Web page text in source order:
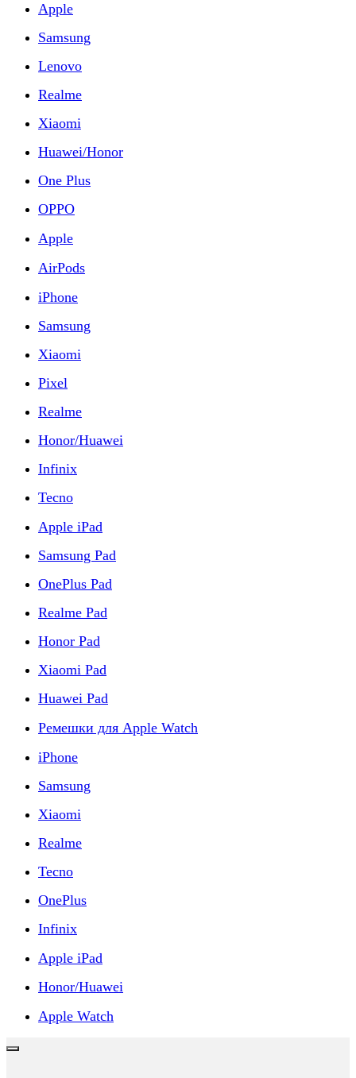
Apple
Samsung
Lenovo
Realme
Xiaomi
Huawei/Honor
One Plus
OPPO
Apple
AirPods
iPhone
Samsung
Xiaomi
Pixel
Realme
Honor/Huawei
Infinix
Tecno
Apple iPad
Samsung Pad
OnePlus Pad
Realme Pad
Honor Pad
Xiaomi Pad
Huawei Pad
Ремешки для Apple Watch
iPhone
Samsung
Xiaomi
Realme
Tecno
OnePlus
Infinix
Apple iPad
Honor/Huawei
Apple Watch